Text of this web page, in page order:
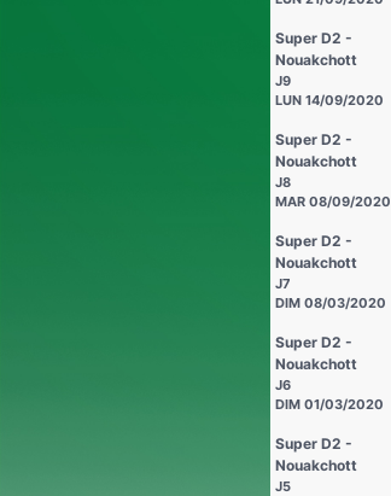
Super D2 -
Nouakchott
J9
LUN 14/09/2020
Super D2 -
Nouakchott
J8
MAR 08/09/2020
Super D2 -
Nouakchott
J7
DIM 08/03/2020
Super D2 -
Nouakchott
J6
DIM 01/03/2020
Super D2 -
Nouakchott
J5